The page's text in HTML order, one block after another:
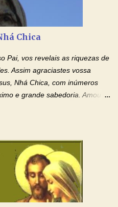
profunda dor ao serem
curem-me agora. Jesus, não
de cura física e
de tuas Mãos
Eu reconheço,
e da infinidade dos meus ...
Chica
Pai, vos revelais as riquezas de
Assim agraciastes vossa
Nhá Chica, com inúmeros
e grande sabedoria. Amou a
na unidade do Espírito Santo.
para obter os favores
da Serva de Deus Nhá Chica)
ou intercalados) Nhá Chica,
a Bondade Divina e as